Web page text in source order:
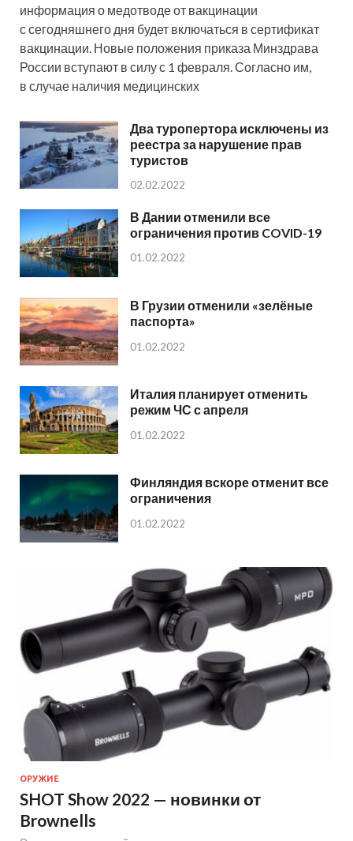
информация о медотводе от вакцинации
с сегодняшнего дня будет включаться в сертификат
вакцинации. Новые положения приказа Минздрава
России вступают в силу с 1 февраля. Согласно им,
в случае наличия медицинских
Два туропертора исключены из
реестра за нарушение прав
туристов
02.02.2022
В Дании отменили все
ограничения против COVID-19
01.02.2022
В Грузии отменили «зелёные
паспорта»
01.02.2022
Италия планирует отменить
режим ЧС с апреля
01.02.2022
Финляндия вскоре отменит все
ограничения
01.02.2022
ОРУЖИЕ
SHOT Show 2022 — новинки от
Brownells